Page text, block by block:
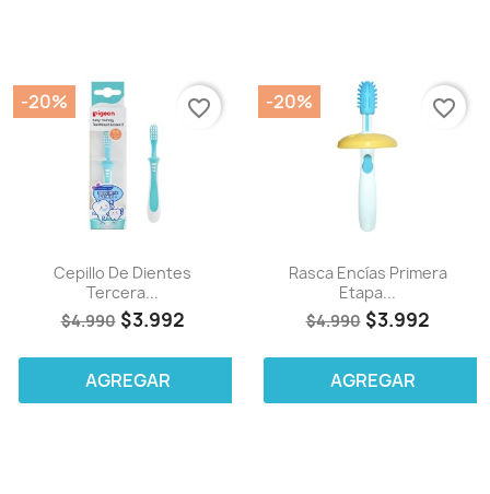
Cepillo De Dientes
Tercera...
$4.990 $3.992
-20%
AGREGAR
favorite_border
Rasca Encías Primera
Etapa...
$4.990 $3.992
-20%
AGREGAR
favorite_border